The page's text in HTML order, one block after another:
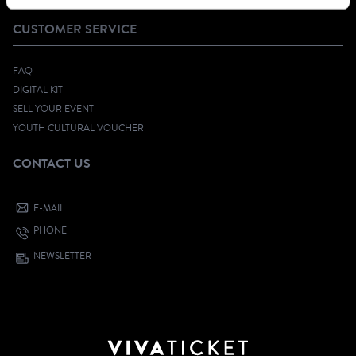
CUSTOMER SERVICE
FAQ
DIGITAL KIT
SELL YOUR EVENT
YOUTH CULTURAL VOUCHER
CONTACT US
E-MAIL
PHONE
NEWSLETTER